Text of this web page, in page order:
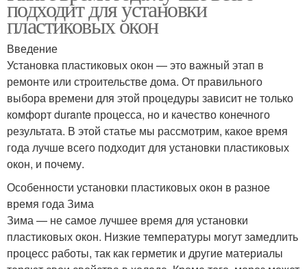
подходит для установки
пластиковых окон
Введение
Установка пластиковых окон — это важный этап в
ремонте или строительстве дома. От правильного
выбора времени для этой процедуры зависит не только
комфорт durante процесса, но и качество конечного
результата. В этой статье мы рассмотрим, какое время
года лучше всего подходит для установки пластиковых
окон, и почему.
Особенности установки пластиковых окон в разное
время года Зима
Зима — не самое лучшее время для установки
пластиковых окон. Низкие температуры могут замедлить
процесс работы, так как герметик и другие материалы